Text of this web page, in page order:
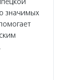
значимых